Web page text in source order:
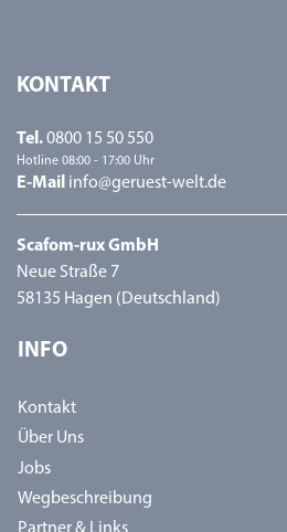
KONTAKT
Tel.0800 15 50 550
Hotline 08:00 - 17:00 Uhr
E-Mail info@geruest-welt.de
Scafom-rux GmbH
Neue Straße 7
58135 Hagen (Deutschland)
INFO
Kontakt
Über Uns
Jobs
Wegbeschreibung